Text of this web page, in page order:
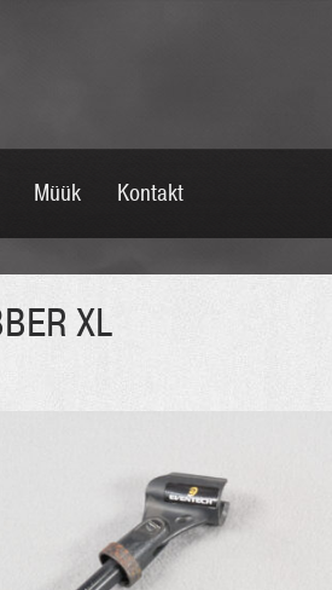
Müük Kontakt
XL